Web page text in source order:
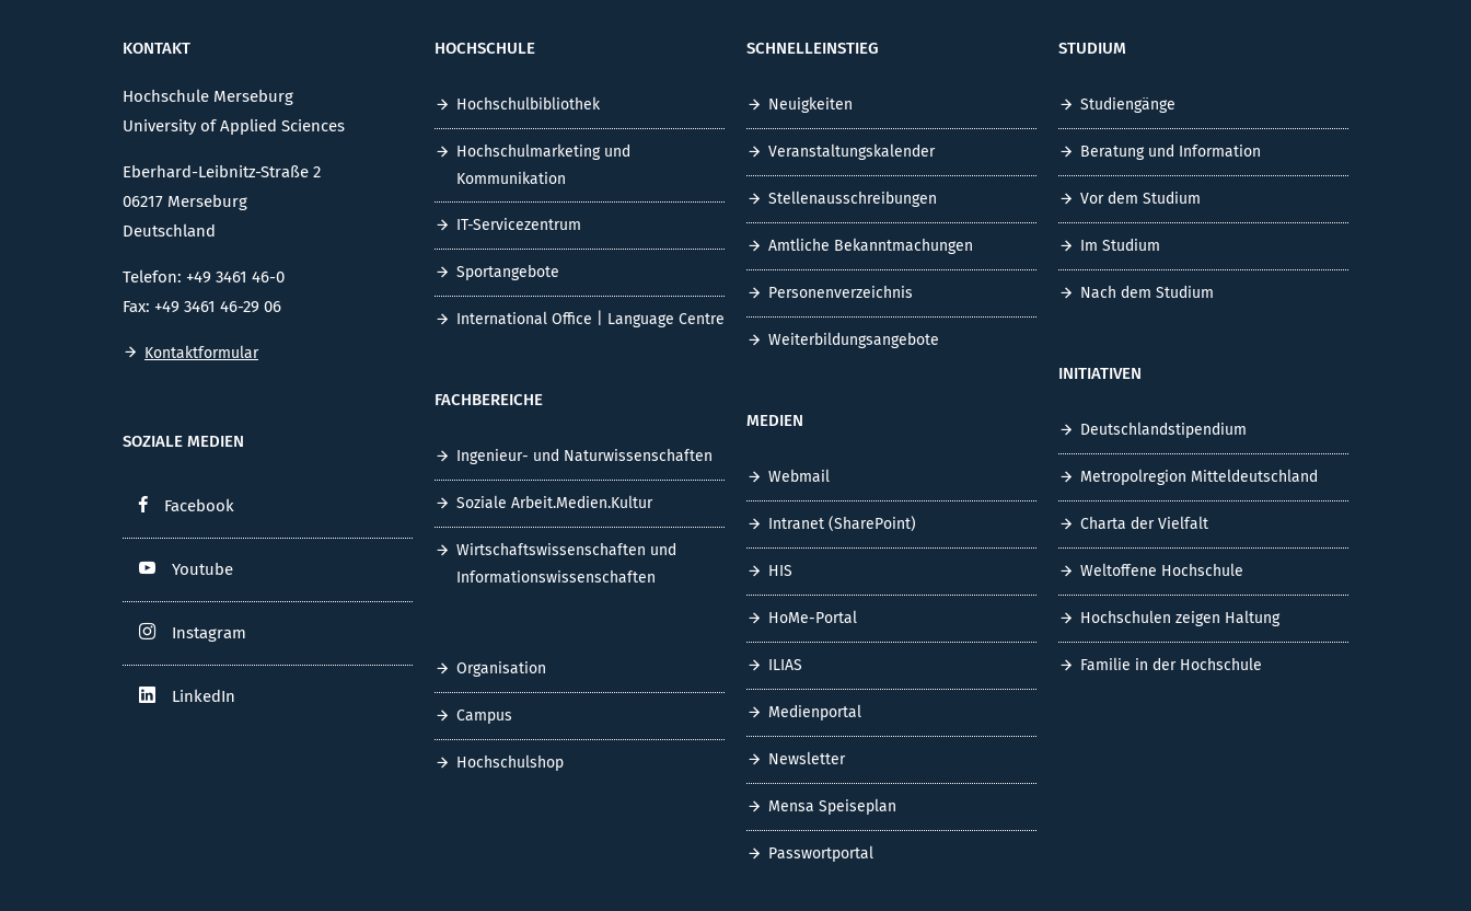
KONTAKT
Hochschule Merseburg
University of Applied Sciences
Eberhard-Leibnitz-Straße 2
06217 Merseburg
Deutschland
Telefon: +49 3461 46-0
Fax: +49 3461 46-29 06
Kontaktformular
SOZIALE MEDIEN
Facebook
Youtube
Instagram
LinkedIn
HOCHSCHULE
Hochschulbibliothek
Hochschulmarketing und
Kommunikation
IT-Servicezentrum
Sportangebote
International Office | Language Centre
FACHBEREICHE
Ingenieur- und Naturwissenschaften
Soziale Arbeit.Medien.Kultur
Wirtschaftswissenschaften und
Informationswissenschaften
Organisation
Campus
Hochschulshop
SCHNELLEINSTIEG
Neuigkeiten
Veranstaltungskalender
Stellenausschreibungen
Amtliche Bekanntmachungen
Personenverzeichnis
Weiterbildungsangebote
MEDIEN
Webmail
Intranet (SharePoint)
HIS
HoMe-Portal
ILIAS
Medienportal
Newsletter
Mensa Speiseplan
Passwortportal
STUDIUM
Studiengänge
Beratung und Information
Vor dem Studium
Im Studium
Nach dem Studium
INITIATIVEN
Deutschlandstipendium
Metropolregion Mitteldeutschland
Charta der Vielfalt
Weltoffene Hochschule
Hochschulen zeigen Haltung
Familie in der Hochschule